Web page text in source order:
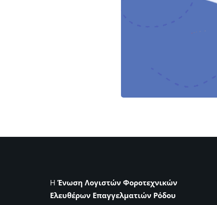
Η Ένωση Λογιστών Φοροτεχνικών
Ελευθέρων Επαγγελματιών Ρόδου